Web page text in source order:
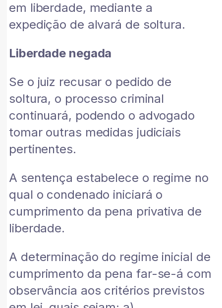
em liberdade, mediante a
expedição de alvará de soltura.
Liberdade negada
Se o juiz recusar o pedido de
soltura, o processo criminal
continuará, podendo o advogado
tomar outras medidas judiciais
pertinentes.
A sentença estabelece o regime no
qual o condenado iniciará o
cumprimento da pena privativa de
liberdade.
A determinação do regime inicial de
cumprimento da pena far-se-á com
observância aos critérios previstos